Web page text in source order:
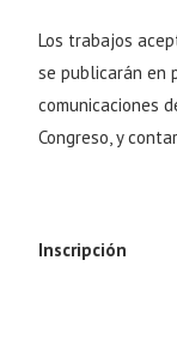
Los trabajos
se publicarán en
comunicaciones
Congreso, y
Inscripción